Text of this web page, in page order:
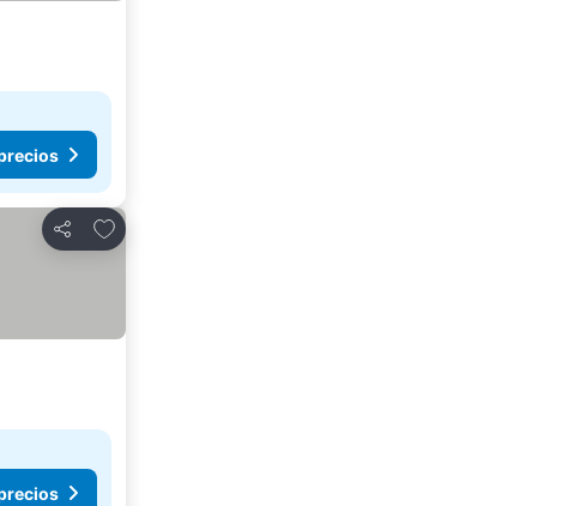
Compartir
Agregar a favoritos